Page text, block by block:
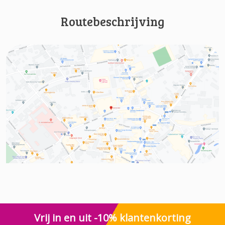
Routebeschrijving
Vrij in en uit -10% klantenkorting